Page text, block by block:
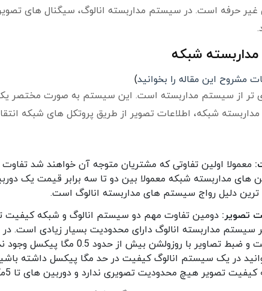
غیر حرفه است. در سیستم مداربسته انالوگ، سیگنال های
شبکه
مشروح این مقاله را بخوانید)
تر از سیستم مداربسته است. این سیستم به صورت مختصر
شبکه، اطلاعات تصویر از طریق پروتکل های شبکه
معمولا اولین تفاوتی که مشتریان متوجه آن خواهند شد
های مداربسته شبکه معمولا بین دو تا سه برابر قیمت یک
ترین دلیل رواج سیستم های مداربسته انالوگ است.
تصویر: دومین تفاوت مهم دو سیستم انالوگ و شبکه کیفیت
سیستم مداربسته انالوگ دارای محدودیت بسیار زیادی است. در
دریافت و ضبط تصاویر با
در یک سیستم انالوگ کیفیت در حد مگا پیکسل داشته
تصویر هیچ محدودیت تصویری ندارد و دوربین های تا 5مگا پیکسل به راحتی در دسترس هستند.